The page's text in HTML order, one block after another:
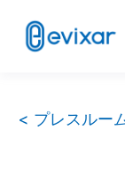
< プレスルー